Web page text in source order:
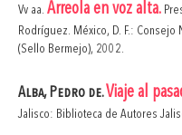
Vv aa. Arreola en voz alta.
Rodríguez. México, D. F.: Consejo
(Sello Bermejo), 2002.
Alba, Pedro de.Viaje al
Jalisco: Biblioteca de Autores